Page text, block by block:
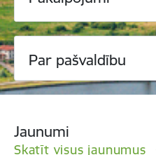
Par pašvaldību
Jaunumi
Skatīt visus jaunumus